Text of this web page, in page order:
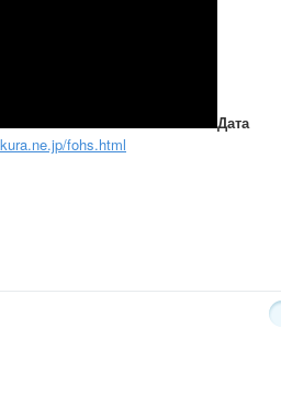
Дата
fohs.html